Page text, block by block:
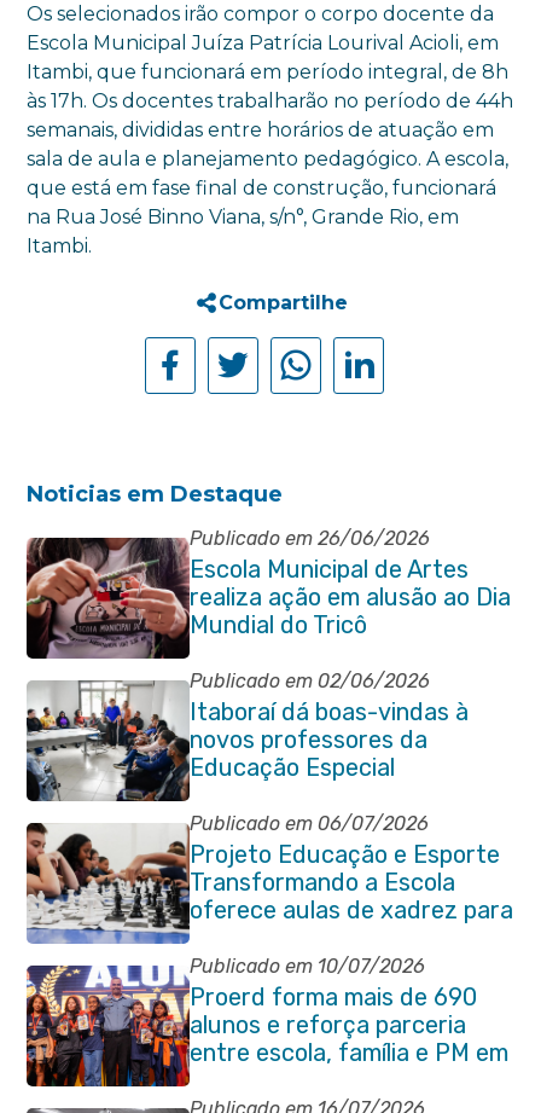
Os selecionados irão compor o corpo docente da
Escola Municipal Juíza Patrícia LourivalAcioli, em
Itambi, que funcionará em período integral, de 8h
às 17h. Os docentes trabalharão no período de 44h
semanais, divididas entre horários de atuação em
sala de aula e planejamento pedagógico. A escola,
que está em fase final de construção, funcionará
na Rua José Binno Viana, s/n°, Grande Rio, em
Itambi.
Compartilhe
Noticias em Destaque
Publicado em 26/06/2026
Escola Municipal de Artes
realiza ação em alusão ao Dia
Mundial do Tricô
Publicado em 02/06/2026
Itaboraí dá boas-vindas à
novos professores da
Educação Especial
Publicado em 06/07/2026
Projeto Educação e Esporte
Transformando a Escola
oferece aulas de xadrez para
alunos da rede municipal
Publicado em 10/07/2026
Proerd forma mais de 690
alunos e reforça parceria
entre escola, família e PM em
Itaboraí